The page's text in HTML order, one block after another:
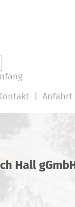
Anfahrt
Hall gGmbH